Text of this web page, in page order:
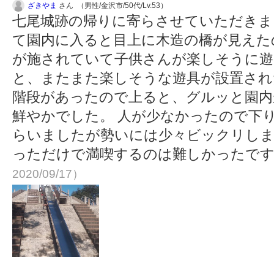
ざきやま さん （男性/金沢市/50代/Lv.53）
七尾城跡の帰りに寄らさせていただき
て園内に入ると目上に木造の橋が見え
が施されていて子供さんが楽しそうに
と、またまた楽しそうな遊具が設置さ
階段があったので上ると、グルッと園
鮮やかでした。 人が少なかったので下
らいましたが勢いには少々ビックリし
っただけで満喫するのは難しかったで
2020/09/17）